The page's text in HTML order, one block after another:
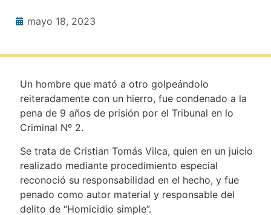
mayo 18, 2023
Un hombre que mató a otro golpeándolo
reiteradamente con un hierro, fue condenado a la
pena de 9 años de prisión por el Tribunal en lo
Criminal Nº 2.
Se trata de Cristian Tomás Vilca, quien en un juicio
realizado mediante procedimiento especial
reconoció su responsabilidad en el hecho, y fue
penado como autor material y responsable del
delito de “Homicidio simple”.